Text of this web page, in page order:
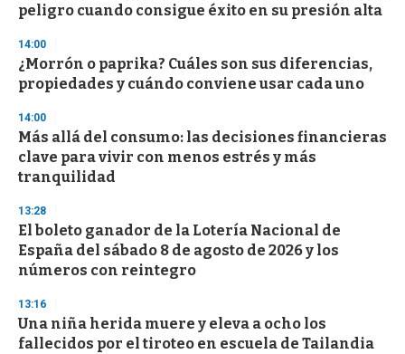
peligro cuando consigue éxito en su presión alta
14:00
¿Morrón o paprika? Cuáles son sus diferencias,
propiedades y cuándo conviene usar cada uno
14:00
Más allá del consumo: las decisiones financieras
clave para vivir con menos estrés y más
tranquilidad
13:28
El boleto ganador de la Lotería Nacional de
España del sábado 8 de agosto de 2026 y los
números con reintegro
13:16
Una niña herida muere y eleva a ocho los
fallecidos por el tiroteo en escuela de Tailandia